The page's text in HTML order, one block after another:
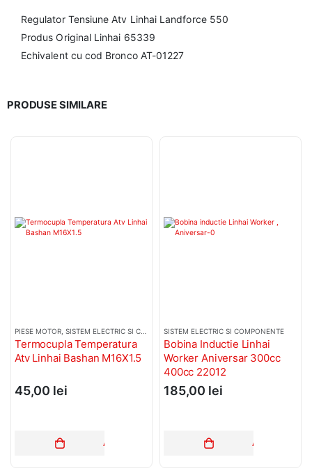
Regulator Tensiune Atv Linhai Landforce 550
Produs Original Linhai 65339
Echivalent cu cod Bronco AT-01227
PRODUSE SIMILARE
PIESE MOTOR, SISTEM ELECTRIC SI COMPONENTE , SENZORI TEMPERATURA APA
Termocupla Temperatura
Atv Linhai Bashan M16X1.5
45,00 lei
ADAUGĂ ÎN COȘ
SISTEM ELECTRIC SI COMPONENTE
Bobina Inductie Linhai
Worker Aniversar 300cc
400cc 22012
185,00 lei
ADAUGĂ ÎN